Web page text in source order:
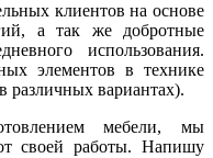
клиентов на основе
а так же добротные
использования.
элементов в технике
различных вариантах).
мебели, мы
своей работы. Напишу